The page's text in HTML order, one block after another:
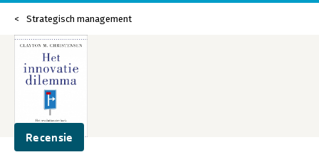
Strategisch management
Recensie